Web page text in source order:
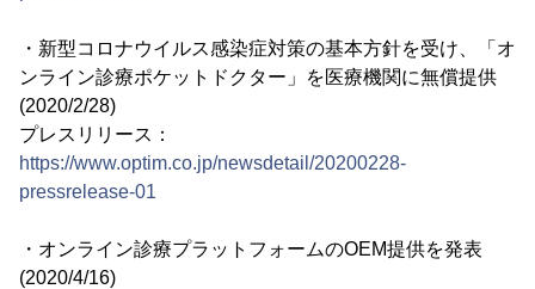
・新型コロナウイルス感染症対策の基本方針を受け、「オ
ンライン診療ポケットドクター」を医療機関に無償提供
(2020/2/28)
プレスリリース：
https://www.optim.co.jp/newsdetail/20200228-
pressrelease-01
・オンライン診療プラットフォームのOEM提供を発表
(2020/4/16)